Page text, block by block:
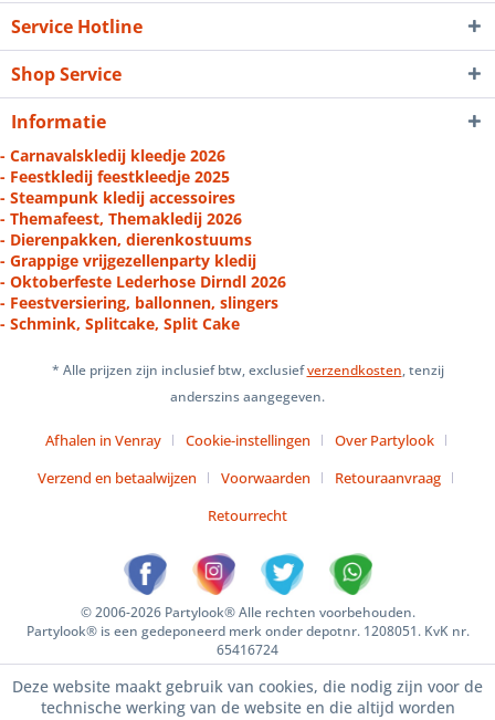
Service Hotline
Shop Service
Informatie
- Carnavalskledij kleedje 2026
- Feestkledij feestkleedje 2025
- Steampunk kledij accessoires
- Themafeest, Themakledij 2026
- Dierenpakken, dierenkostuums
- Grappige vrijgezellenparty kledij
- Oktoberfeste Lederhose Dirndl 2026
- Feestversiering, ballonnen, slingers
- Schmink, Splitcake, Split Cake
* Alle prijzen zijn inclusief btw, exclusiefverzendkosten, tenzij
anderszins aangegeven.
Afhalen in Venray Cookie-instellingen
Over Partylook
Verzend en betaalwijzen
Voorwaarden
Retouraanvraag
Retourrecht
© 2006-2026 Partylook® Alle rechten voorbehouden.
Partylook® is een gedeponeerd merk onder depotnr. 1208051. KvK nr.
65416724
Deze website maakt gebruik van cookies, die nodig zijn voor de
technische werking van de website en die altijd worden